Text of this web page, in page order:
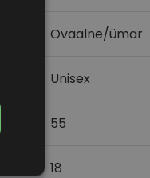
Ovaalne/ümar
Unisex
55
18